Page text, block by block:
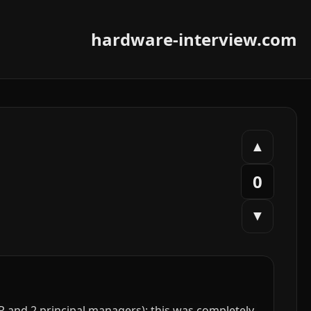
hardware-interview.com
▲
0
▼